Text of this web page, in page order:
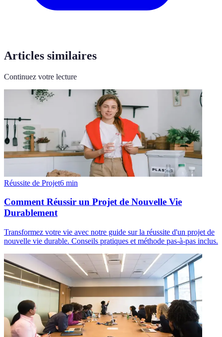
Articles similaires
Continuez votre lecture
Réussite de Projet6 min
Comment Réussir un Projet de Nouvelle Vie
Durablement
Transformez votre vie avec notre guide sur la réussite d'un projet de
nouvelle vie durable. Conseils pratiques et méthode pas-à-pas inclus.